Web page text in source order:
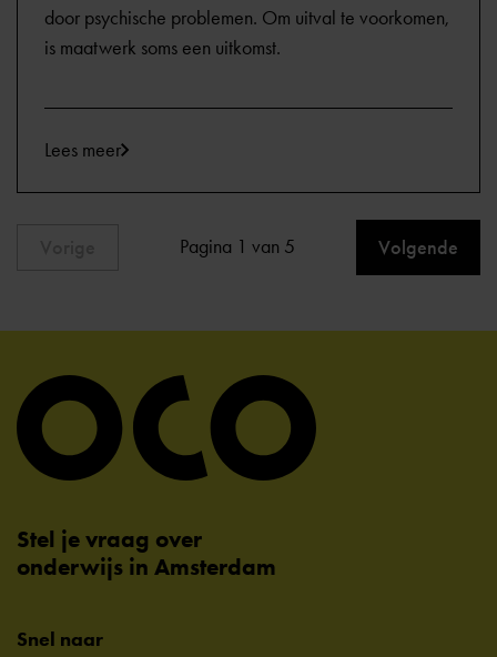
door psychische problemen. Om uitval te voorkomen,
is maatwerk soms een uitkomst.
Lees meer
Pagina 1 van 5 Volgende
Stel je vraag over
onderwijs in Amsterdam
Snel naar